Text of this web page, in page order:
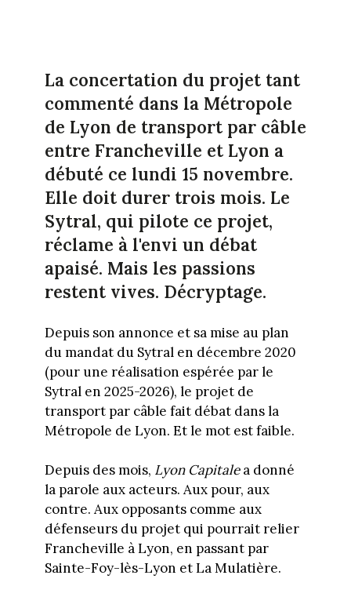
La concertation du projet tant
commenté dans la Métropole
de Lyon de transport par câble
entre Francheville et Lyon a
débuté ce lundi 15 novembre.
Elle doit durer trois mois. Le
Sytral, qui pilote ce projet,
réclame à l'envi un débat
apaisé. Mais les passions
restent vives. Décryptage.
Depuis son annonce et sa mise au plan
du mandat du Sytral en décembre 2020
(pour une réalisation espérée par le
Sytral en 2025-2026), le projet de
transport par câble fait débat dans la
Métropole de Lyon. Et le mot est faible.
Depuis des mois, Lyon Capitalea donné
la parole aux acteurs. Aux pour, aux
contre. Aux opposants comme aux
défenseurs du projet qui pourrait relier
Francheville à Lyon, en passant par
Sainte-Foy-lès-Lyon et La Mulatière.